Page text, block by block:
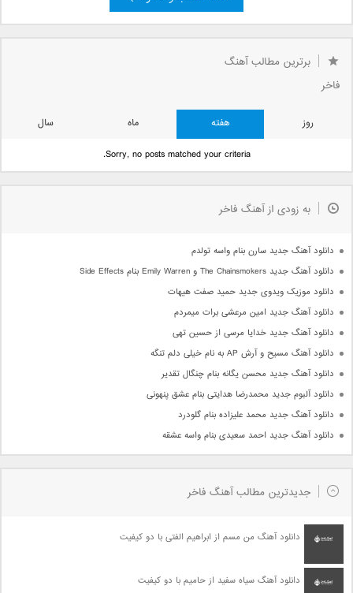
برترین مطالب آهنگ
فاخر
روز هفته ماه
سال
Sorry, no posts matched your criteria.
به زودی از آهنگ فاخر
دانلود آهنگ جدید سارن بنام واسه تولدم
دانلود آهنگ جدید The Chainsmokers و Emily Warren بنام Side Effects
دانلود موزیک ویدوی جدید حمید صفت هیهات
دانلود آهنگ جدید امین مرعشی برات میمردم
دانلود آهنگ جدید خدایا مرسی از حسین تهی
دانلود آهنگ مسیح و آرش AP به نام خیلی دلم تنگه
دانلود آهنگ جدید محسن یگانه بنام چنگال تقدیر
دانلود آلبوم جدید محمدرضا هدایتی بنام عشق پنهونی
دانلود آهنگ جدید محمد علیزاده بنام گلودرد
دانلود آهنگ جدید احمد سعیدی بنام واسه عشقه
جدیدترین مطالب آهنگ فاخر
دانلود آهنگ من مسم از ابراهیم الفتی با دو کیفیت
دانلود آهنگ سیاه سفید از حامیم با دو کیفیت